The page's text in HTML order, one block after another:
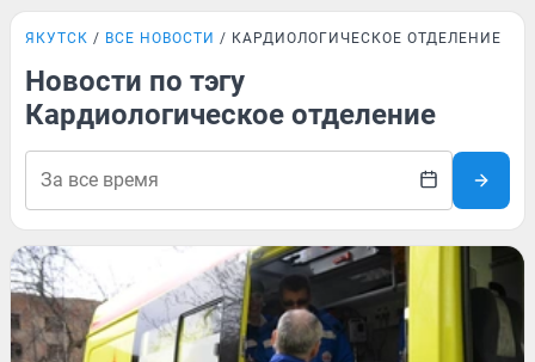
ЯКУТСК ВСЕ НОВОСТИ КАРДИОЛОГИЧЕСКОЕ ОТДЕЛЕНИЕ
Новости по тэгу
Кардиологическое отделение